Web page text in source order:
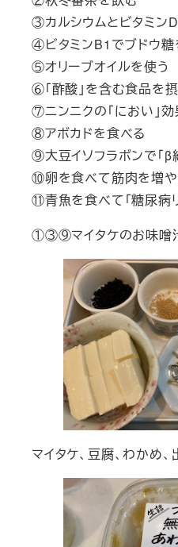
③カルシウムとビタミン
④ビタミンB1でブドウ糖
⑤オリーブオイルを使う
⑥「酢酸」を含む食品を
⑦ニンニクの「におい」
⑧アボカドを食べる
⑨大豆イソフラボンで「β
⑩卵を食べて筋肉を増
⑪青魚を食べて「糖尿病
①③⑨マイタケのお味噌
マイタケ、豆腐、わかめ、